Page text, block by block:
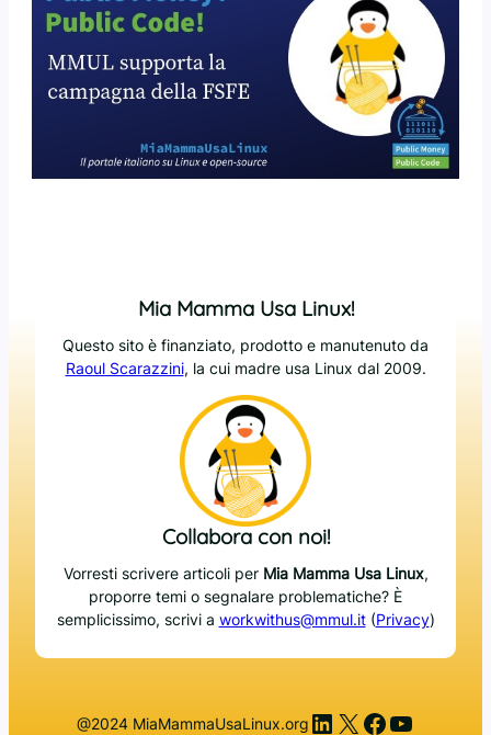
Mia Mamma Usa Linux!
Questo sito è finanziato, prodotto e manutenuto da
Raoul Scarazzini, la cui madre usa Linux dal 2009.
Collabora con noi!
Vorresti scrivere articoli per Mia Mamma Usa Linux,
proporre temi o segnalare problematiche? È
semplicissimo, scrivi a workwithus@mmul.it(Privacy)
@2024 MiaMammaUsaLinux.org LinkedIn
X Facebook